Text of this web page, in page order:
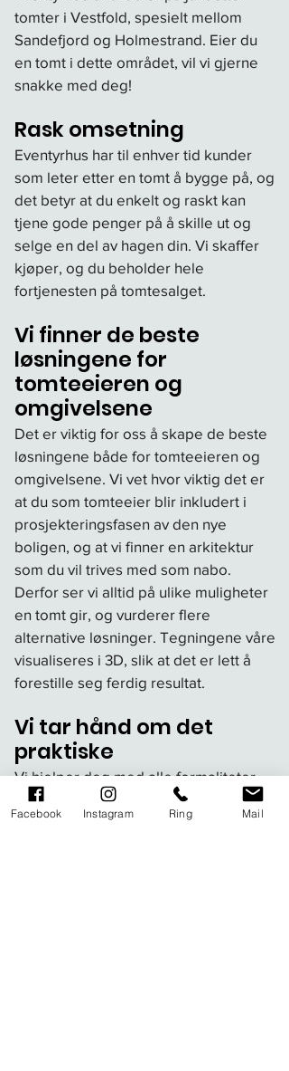
tomter i Vestfold, spesielt mellom
Sandefjord og Holmestrand. Eier du
en tomt i dette området, vil vi gjerne
snakke med deg!
Rask omsetning
Eventyrhus har til enhver tid kunder
som leter etter en tomt å bygge på, og
det betyr at du enkelt og raskt kan
tjene gode penger på å skille ut og
selge en del av hagen din. Vi skaffer
kjøper, og du beholder hele
fortjenesten på tomtesalget.
Vi finner de beste
løsningene for
tomteeieren og
omgivelsene
Det er viktig for oss å skape de beste
løsningene både for tomteeieren og
omgivelsene. Vi vet hvor viktig det er
at du som tomteeier blir inkludert i
prosjekteringsfasen av den nye
boligen, og at vi finner en arkitektur
som du vil trives med som nabo.
Derfor ser vi alltid på ulike muligheter
en tomt gir, og vurderer flere
alternative løsninger. Tegningene våre
visualiseres i 3D, slik at det er lett å
forestille seg ferdig resultat.
Vi tar hånd om det
praktiske
Vi hjelper deg med alle formaliteter
kostnadsfritt mot at vi får bygge på
tomten.
Facebook Instagram Ring Mail